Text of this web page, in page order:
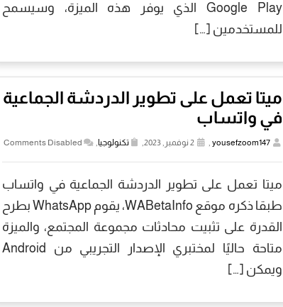
Google Play الذي يوفر هذه الميزة، وسيسمح
للمستخدمين […]
ميتا تعمل على تطوير الدردشة الجماعية
في واتساب
yousefzoom147
, 2 نوفمبر, 2023, تكنولوجيا,
Comments Disabled
ميتا تعمل على تطوير الدردشة الجماعية في واتساب
طبقا ذكره موقع WABetaInfo، يقوم WhatsApp بطرح
القدرة على تثبيت محادثات مجموعة المجتمع، والميزة
متاحة حاليًا لمختبري الإصدار التجريبي من Android
ويمكن […]